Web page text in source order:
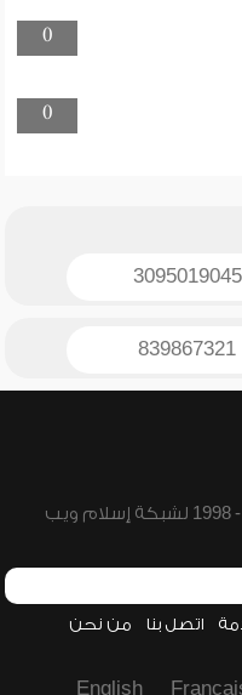
0
0
3095019045
839867321
اتصل بنا من نحن
English